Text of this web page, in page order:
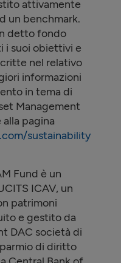
attivamente
un benchmark.
detto fondo
i suoi obiettivi e
nel relativo
informazioni
in tema di
Management
pagina
sustainability
Fund è un
ICAV, un
patrimoni
e gestito da
DAC società di
di diritto